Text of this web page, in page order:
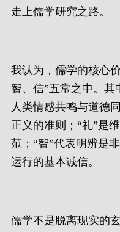
走上儒学研究之路。
我认为，儒学的核心
智、信”五常之中。其
人类情感共鸣与道德
正义的准则；“礼”是
范；“智”代表明辨是
运行的基本诚信。
儒学不是脱离现实的